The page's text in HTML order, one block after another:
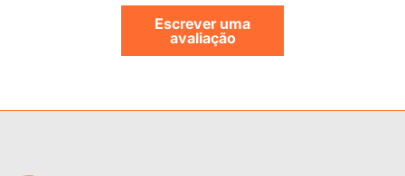
Escrever uma
avaliação